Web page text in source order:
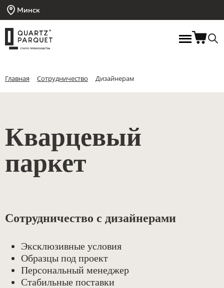
Минск
Главная Сотрудничество Дизайнерам
Кварцевый
паркет
Сотрудничество с дизайнерами
Эксклюзивные условия
Образцы под проект
Персональный менеджер
Стабильные поставки